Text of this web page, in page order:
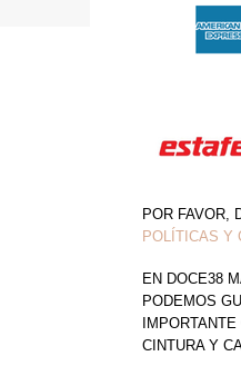
POR FAVOR,
POLÍTICAS Y
EN DOCE38
PODEMOS
CINTURA Y